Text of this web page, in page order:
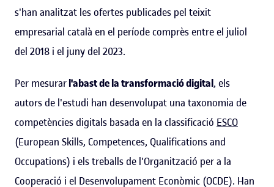
s'han analitzat les ofertes publicades pel teixit
empresarial català en el període comprès entre el juliol
del 2018 i el juny del 2023.
Per mesurarl'abast de la transformació digital, els
autors de l'estudi han desenvolupat una taxonomia de
competències digitals basada en la classificació ESCO
(European Skills, Competences, Qualifications and
Occupations) i els treballs de l'Organització per a la
Cooperació i el Desenvolupament Econòmic (OCDE). Han